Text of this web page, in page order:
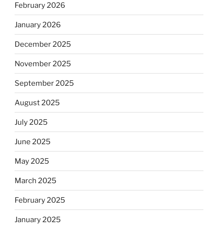
February 2026
January 2026
December 2025
November 2025
September 2025
August 2025
July 2025
June 2025
May 2025
March 2025
February 2025
January 2025